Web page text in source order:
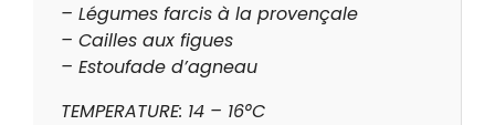
– Légumes farcis à la provençale
– Cailles aux figues
– Estoufade d’agneau
TEMPERATURE: 14 – 16°C